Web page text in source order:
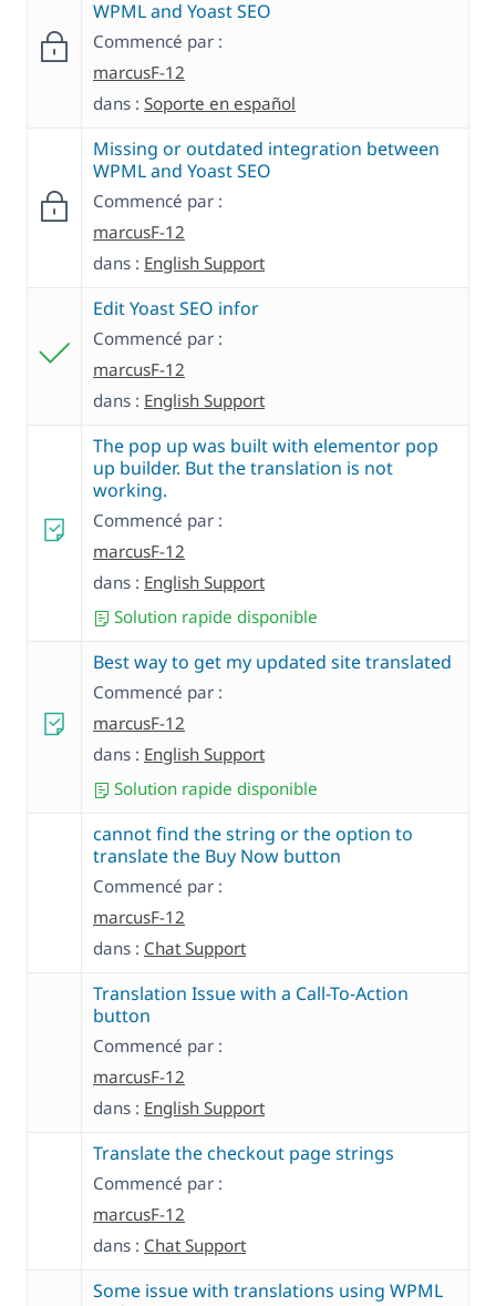
WPML and Yoast SEO
Commencé par :
marcusF-12
dans : Soporte en español
Missing or outdated integration between
WPML and Yoast SEO
Commencé par :
marcusF-12
dans : English Support
Edit Yoast SEO infor
Commencé par :
marcusF-12
dans : English Support
The pop up was built with elementor pop
up builder. But the translation is not
working.
Commencé par :
marcusF-12
dans : English Support
Solution rapide disponible
Best way to get my updated site translated
Commencé par :
marcusF-12
dans : English Support
Solution rapide disponible
cannot find the string or the option to
translate the Buy Now button
Commencé par :
marcusF-12
dans : Chat Support
Translation Issue with a Call-To-Action
button
Commencé par :
marcusF-12
dans : English Support
Translate the checkout page strings
Commencé par :
marcusF-12
dans : Chat Support
Some issue with translations using WPML